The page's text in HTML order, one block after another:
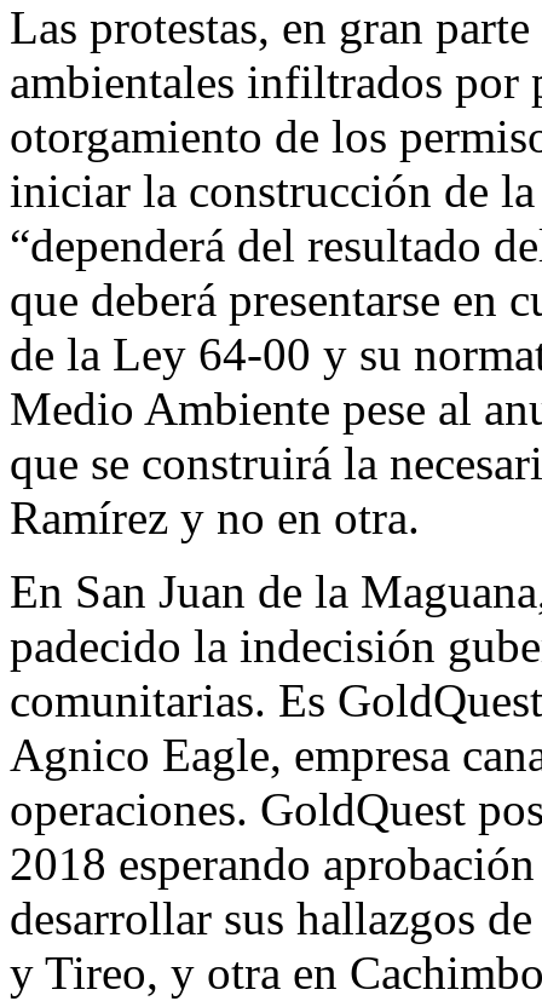
Las protestas, en gran
ambientales infiltrados por
otorgamiento de los
iniciar la construcción de
“dependerá del resultado
que deberá presentarse en
de la Ley 64-00 y su
Medio Ambiente pese al
que se construirá la
Ramírez y no en otra.
En San Juan de la
padecido la indecisión
comunitarias. Es
Agnico Eagle, empresa
operaciones. GoldQuest
2018 esperando
desarrollar sus hallazgos
y Tireo, y otra en